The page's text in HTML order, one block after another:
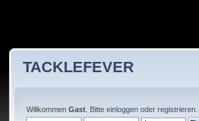
TACKLEFEVER
WillkommenGast . Bitteeinloggen oderregistrieren